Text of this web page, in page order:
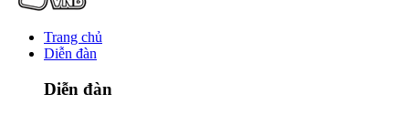
Trang chủ
Diễn đàn
Diễn đàn